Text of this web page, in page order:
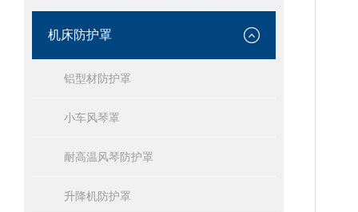
机床防护罩
铝型材防护罩
小车风琴罩
耐高温风琴防护罩
升降机防护罩